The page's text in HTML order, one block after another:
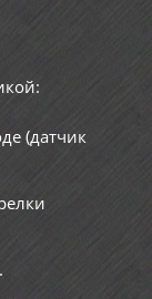
(датчик